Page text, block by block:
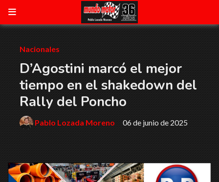
D’Agostini marcó el mejor
tiempo en el shakedown del
Rally del Poncho
Nacionales
06 de junio de 2025
Pablo Lozada Moreno